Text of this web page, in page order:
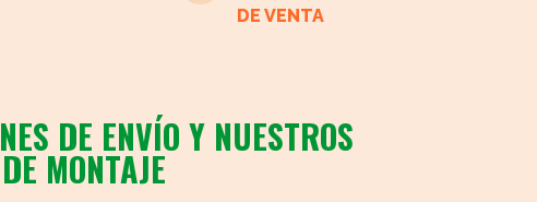
DE VENTA
DE ENVÍO Y NUESTROS
MONTAJE